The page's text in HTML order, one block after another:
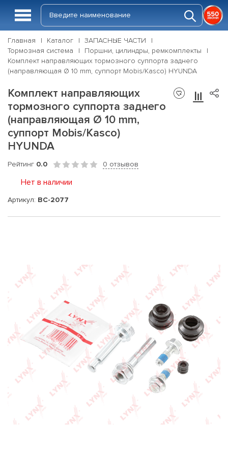
Главная Каталог
ЗАПАСНЫЕ ЧАСТИ
Тормозная система
Поршни, цилиндры, ремкомплекты
Комплект направляющих тормозного суппорта заднего
(направляющая Ø 10 mm, суппорт Mobis/Kasco) HYUNDA
Комплект направляющих
тормозного суппорта заднего
(направляющая Ø 10 mm,
суппорт Mobis/Kasco)
HYUNDA
Рейтинг 0.0 0 отзывов
Нет в наличии
Артикул: BC-2077